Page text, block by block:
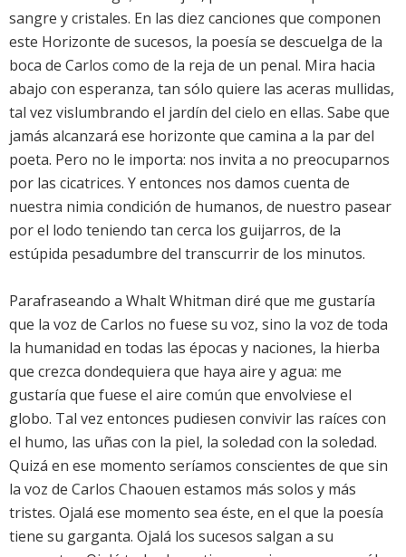
sangre y cristales. En las diez canciones que componen
este Horizonte de sucesos, la poesía se descuelga de la
boca de Carlos como de la reja de un penal. Mira hacia
abajo con esperanza, tan sólo quiere las aceras mullidas,
tal vez vislumbrando el jardín del cielo en ellas. Sabe que
jamás alcanzará ese horizonte que camina a la par del
poeta. Pero no le importa: nos invita a no preocuparnos
por las cicatrices. Y entonces nos damos cuenta de
nuestra nimia condición de humanos, de nuestro pasear
por el lodo teniendo tan cerca los guijarros, de la
estúpida pesadumbre del transcurrir de los minutos.
Parafraseando a Whalt Whitman diré que me gustaría
que la voz de Carlos no fuese su voz, sino la voz de toda
la humanidad en todas las épocas y naciones, la hierba
que crezca dondequiera que haya aire y agua: me
gustaría que fuese el aire común que envolviese el
globo. Tal vez entonces pudiesen convivir las raíces con
el humo, las uñas con la piel, la soledad con la soledad.
Quizá en ese momento seríamos conscientes de que sin
la voz de Carlos Chaouen estamos más solos y más
tristes. Ojalá ese momento sea éste, en el que la poesía
tiene su garganta. Ojalá los sucesos salgan a su